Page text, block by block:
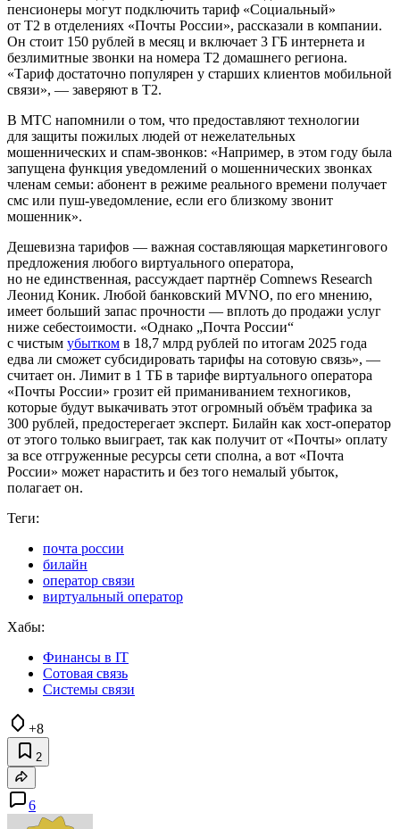
пенсионеры могут подключить тариф «Социальный»
от Т2 в отделениях «Почты России», рассказали в компании.
Он стоит 150 рублей в месяц и включает 3 ГБ интернета и
безлимитные звонки на номера T2 домашнего региона.
«Тариф достаточно популярен у старших клиентов мобильной
связи», — заверяют в Т2.
В МТС напомнили о том, что предоставляют технологии
для защиты пожилых людей от нежелательных
мошеннических и спам‑звонков: «Например, в этом году была
запущена функция уведомлений о мошеннических звонках
членам семьи: абонент в режиме реального времени получает
смс или пуш‑уведомление, если его близкому звонит
мошенник».
Дешевизна тарифов — важная составляющая маркетингового
предложения любого виртуального оператора,
но не единственная, рассуждает партнёр Comnews Research
Леонид Коник. Любой банковский MVNO, по его мнению,
имеет больший запас прочности — вплоть до продажи услуг
ниже себестоимости. «Однако „Почта России“
с чистым убытком в 18,7 млрд рублей по итогам 2025 года
едва ли сможет субсидировать тарифы на сотовую связь», —
считает он. Лимит в 1 ТБ в тарифе виртуального оператора
«Почты России» грозит ей приманиванием техногиков,
которые будут выкачивать этот огромный объём трафика за
300 рублей, предостерегает эксперт. Билайн как хост‑оператор
от этого только выиграет, так как получит от «Почты» оплату
за все отгруженные ресурсы сети сполна, а вот «Почта
России» может нарастить и без того немалый убыток,
полагает он.
Теги:
почта россии
билайн
оператор связи
виртуальный оператор
Хабы:
Финансы в IT
Сотовая связь
Системы связи
+8
2
6